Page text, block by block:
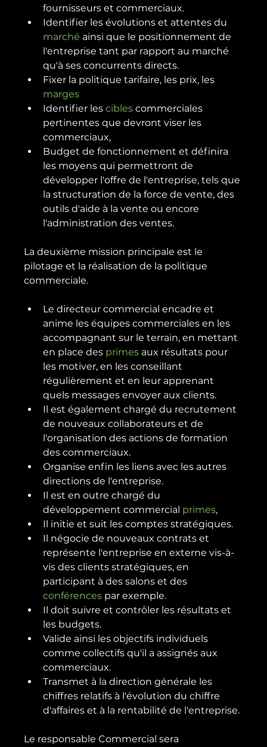
fournisseurs et commerciaux.
Identifier les évolutions et attentes du
marché ainsi que le positionnement de
l'entreprise tant par rapport au marché
qu'à ses concurrents directs.
Fixer la politique tarifaire, les prix, les
marges
Identifier les cibles commerciales
pertinentes que devront viser les
commerciaux,
Budget de fonctionnement et définira
les moyens qui permettront de
développer l'offre de l'entreprise, tels que
la structuration de la force de vente, des
outils d'aide à la vente ou encore
l'administration des ventes.
La deuxième mission principale est le
pilotage et la réalisation de la politique
Le directeur commercial encadre et
anime les équipes commerciales en les
accompagnant sur le terrain, en mettant
en place des primes aux résultats pour
les motiver, en les conseillant
régulièrement et en leur apprenant
quels messages envoyer aux clients.
Il est également chargé du recrutement
de nouveaux collaborateurs et de
l'organisation des actions de formation
des commerciaux.
Organise enfin les liens avec les autres
directions de l'entreprise.
Il est en outre chargé du
développement commercial primes,
Il initie et suit les comptes stratégiques.
Il négocie de nouveaux contrats et
représente l'entreprise en externe vis-à-
vis des clients stratégiques, en
participant à des salons et des
conférences par exemple.
Il doit suivre et contrôler les résultats et
les budgets.
Valide ainsi les objectifs individuels
comme collectifs qu'il a assignés aux
commerciaux.
Transmet à la direction générale les
chiffres relatifs à l'évolution du chiffre
d'affaires et à la rentabilité de l'entreprise.
Le responsable Commercial sera